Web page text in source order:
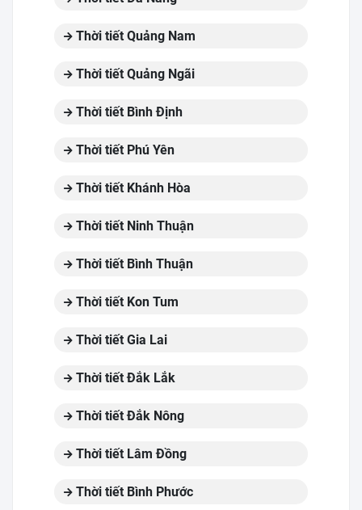
Thời tiết Quảng Nam
Thời tiết Quảng Ngãi
Thời tiết Bình Định
Thời tiết Phú Yên
Thời tiết Khánh Hòa
Thời tiết Ninh Thuận
Thời tiết Bình Thuận
Thời tiết Kon Tum
Thời tiết Gia Lai
Thời tiết Đắk Lắk
Thời tiết Đắk Nông
Thời tiết Lâm Đồng
Thời tiết Bình Phước